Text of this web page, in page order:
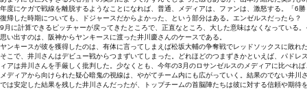
年度にケガで戦線を離脱するようなことになれば、普通、メディアは、ファンは、激怒する。「6
復帰した時期についても、ドジャースだからよかった、という部分はある。エンゼルスだったら？
9月に計算できるピッチャーが戻ってきたところで、正直なところ、大した意味はなくなっている
思い出すのは、阪神からヤンキースに渡った井川慶さんのケースである。
ヤンキースが彼を獲得したのは、有体に言ってしまえば松坂大輔の争奪戦でレッドソックスに敗
そこで、井川さんはデビュー戦からつまずいてしまった。どれほどのつまずきかといえば、パド
ィアは井川さんを手厳しく批判した。少なくとも、今年の3月のロサンゼルスのメディアに比べれ
メディアから向けられた疑心暗鬼の視線は、やがてチーム内にも広がっていく。結果のでない井
では安定した結果を残した井川さんだったが、トップチームの首脳陣たちは彼に対する信頼や期待